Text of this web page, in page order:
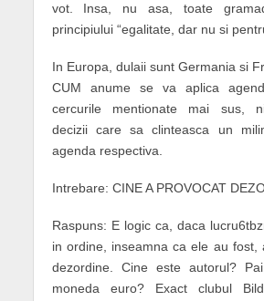
vot. Insa, nu asa, toate
principiului “egalitate, dar nu si
In Europa, dulaii sunt Germania si
CUM anume se va aplica
cercurile mentionate mai sus,
decizii care sa clinteasca un
agenda respectiva.
Intrebare: CINE A PROVOCAT
Raspuns: E logic ca, daca
in ordine, inseamna ca ele au fost,
dezordine. Cine este autorul?
moneda euro? Exact clubul